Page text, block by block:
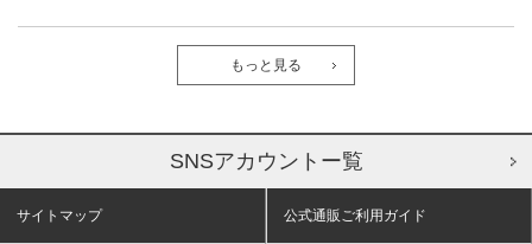
労回復ウ
もっと見る
SNSアカウントー覧
サイトマップ 公式通販ご利用ガイド